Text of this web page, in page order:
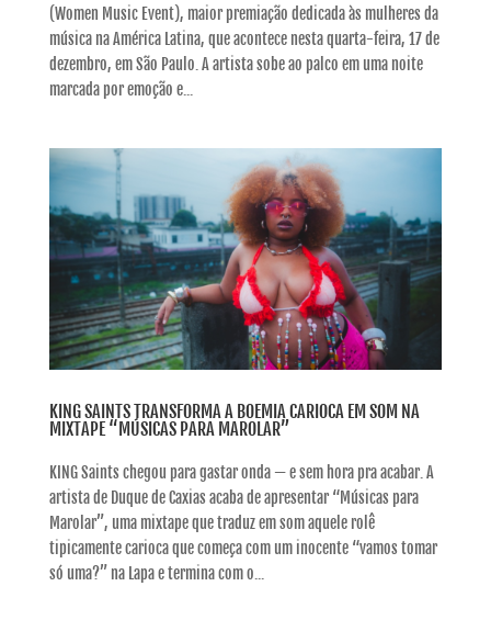
(Women Music Event), maior premiação dedicada às mulheres da
música na América Latina, que acontece nesta quarta-feira, 17 de
dezembro, em São Paulo. A artista sobe ao palco em uma noite
marcada por emoção e...
KING SAINTS TRANSFORMA A BOEMIA CARIOCA EM SOM NA
MIXTAPE “MÚSICAS PARA MAROLAR”
KING Saints chegou para gastar onda — e sem hora pra acabar. A
artista de Duque de Caxias acaba de apresentar “Músicas para
Marolar”, uma mixtape que traduz em som aquele rolê
tipicamente carioca que começa com um inocente “vamos tomar
só uma?” na Lapa e termina com o...